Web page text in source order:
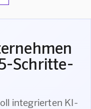
Schritte-
integrierten KI-